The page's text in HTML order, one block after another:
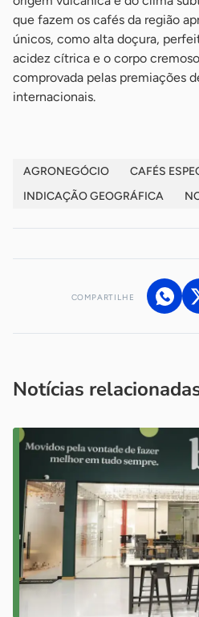
que fazem os cafés da região
únicos, como alta doçura,
acidez cítrica e o corpo
comprovada pelas premiações
internacionais.
AGRONEGÓCIO CAFÉS
INDICAÇÃO GEOGRÁFICA
COMPARTILHE
Notícias